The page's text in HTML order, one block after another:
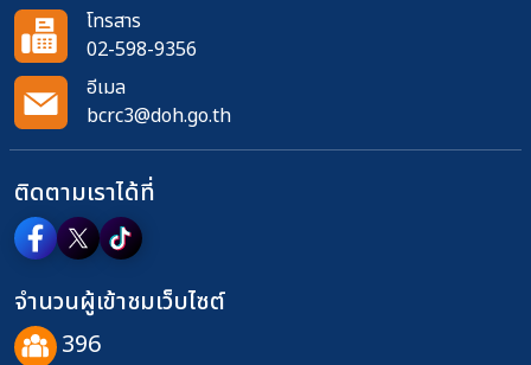
โทรสาร
02-598-9356
อีเมล
bcrc3@doh.go.th
ติดตามเราได้ที่
จำนวนผู้เข้าชมเว็บไซต์
396